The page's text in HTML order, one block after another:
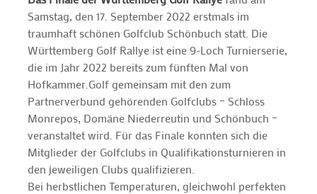
Samstag, den 17. September 2022 erstmals im
traumhaft schönen Golfclub Schönbuch statt. Die
Württemberg Golf Rallye ist eine 9-Loch Turnierserie,
die im Jahr 2022 bereits zum fünften Mal von
Hofkammer.Golf gemeinsam mit den zum
Partnerverbund gehörenden Golfclubs – Schloss
Monrepos, Domäne Niederreutin und Schönbuch –
veranstaltet wird. Für das Finale konnten sich die
Mitglieder der Golfclubs in Qualifikationsturnieren in
den jeweiligen Clubs qualifizieren.
Bei herbstlichen Temperaturen, gleichwohl perfekten